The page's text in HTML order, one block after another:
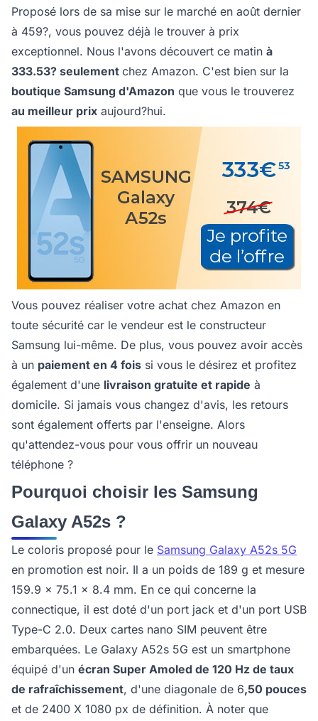
Proposé lors de sa mise sur le marché en août dernier
à 459?, vous pouvez déjà le trouver à prix
exceptionnel. Nous l'avons découvert ce matin à
333.53? seulement chez Amazon. C'est bien sur la
boutique Samsung d'Amazon que vous le trouverez
au meilleur prix aujourd?hui.
Vous pouvez réaliser votre achat chez Amazon en
toute sécurité car le vendeur est le constructeur
Samsung lui-même. De plus, vous pouvez avoir accès
à un paiement en 4 fois si vous le désirez et profitez
également d'une livraison gratuite et rapide à
domicile. Si jamais vous changez d'avis, les retours
sont également offerts par l'enseigne. Alors
qu'attendez-vous pour vous offrir un nouveau
téléphone ?
Pourquoi choisir les Samsung
Galaxy A52s ?
Le coloris proposé pour le Samsung Galaxy A52s 5G
en promotion est noir. Il a un poids de 189 g et mesure
159.9 x 75.1 x 8.4 mm. En ce qui concerne la
connectique, il est doté d'un port jack et d'un port USB
Type-C 2.0. Deux cartes nano SIM peuvent être
embarquées. Le Galaxy A52s 5G est un smartphone
équipé d'un écran Super Amoled de 120 Hz de taux
de rafraîchissement, d'une diagonale de 6,50 pouces
et de 2400 X 1080 px de définition. À noter que